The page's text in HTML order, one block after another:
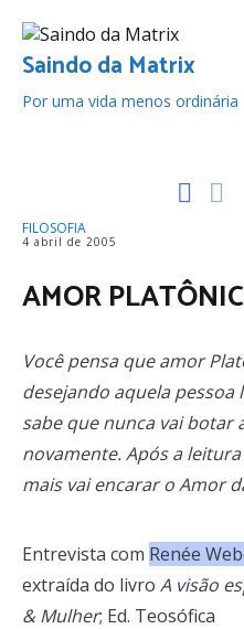
para
Saindo da Matrix
Por uma vida menos ordinária
FILOSOFIA
4 abril de 2005
AMOR
Você pensa que amor
desejando aquela pessoa
sabe que nunca vai botar
novamente. Após a
mais vai encarar o Amor
Entrevista com Renée
extraída do livro A visão
& Mulher; Ed. Teosófica